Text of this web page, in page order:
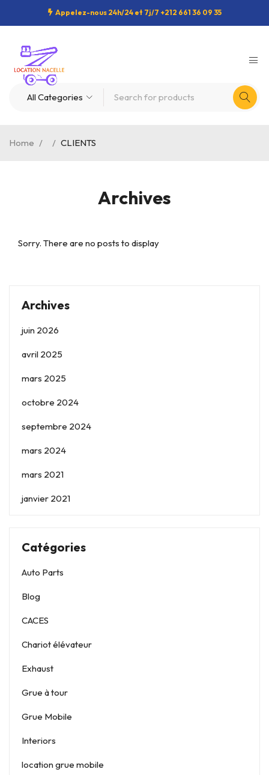
Appelez-nous 24h/24 et 7j/7 +212 661 36 09 35
Archives
Home / / CLIENTS
Sorry. There are no posts to display
Archives
juin 2026
avril 2025
mars 2025
octobre 2024
septembre 2024
mars 2024
mars 2021
janvier 2021
Catégories
Auto Parts
Blog
CACES
Chariot élévateur
Exhaust
Grue à tour
Grue Mobile
Interiors
location grue mobile